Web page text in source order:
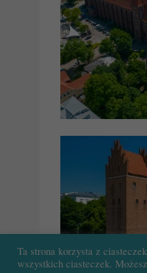
Ta strona korzysta z
wszystkich ciasteczek.